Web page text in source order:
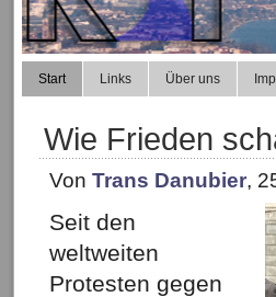
Start Links Über uns
Wie Frieden
Von Trans Danubier,
Seit den
weltweiten
Protesten gegen